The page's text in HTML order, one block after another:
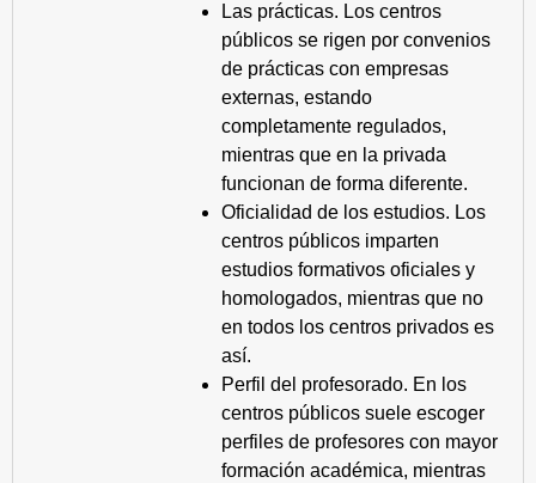
Las prácticas. Los centros
públicos se rigen por convenios
de prácticas con empresas
externas, estando
completamente regulados,
mientras que en la privada
funcionan de forma diferente.
Oficialidad de los estudios. Los
centros públicos imparten
estudios formativos oficiales y
homologados, mientras que no
en todos los centros privados es
así.
Perfil del profesorado. En los
centros públicos suele escoger
perfiles de profesores con mayor
formación académica, mientras